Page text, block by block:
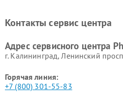
Ремонт стиральных машин
Контакты сервис центра
Адрес сервисного центра
г. Калининград, Ленинский
Горячая линия:
+7 (800) 301-55-83